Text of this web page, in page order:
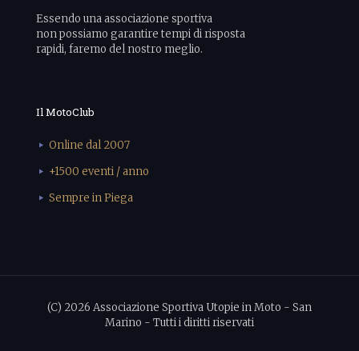
Essendo una associazione sportiva
non possiamo garantire tempi di risposta
rapidi, faremo del nostro meglio.
Il MotoClub
Online dal 2007
+1500 eventi / anno
Sempre in Piega
(C) 2026 Associazione Sportiva Utopie in Moto - San
Marino - Tutti i diritti riservati